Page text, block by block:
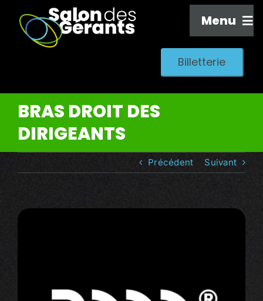
contenu
Menu
Optimiser
Exposer
Billetterie
BRAS DROIT DES
DIRIGEANTS
Précédent Suivant